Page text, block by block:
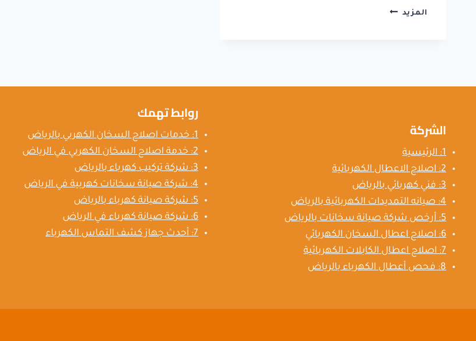
المزيد شركة
الشركة
1: الرئيسية
2: اصلاح الاعطال الكهربائية
3: فني كهربائي بالرياض
4: صيانه التمديدات الكهربائية بالرياض
5: أرخص شركة صيانة سخانات بالرياض
6: اصلاح اعطال السخان الكهربائي
7: اصلاح اعطال الكابلات الكهربائية
8: فحص أعطال الكهرباء بالرياض
روابط تهمك
1: خدمات اصلاح السخان الكهربي بالرياض
2: خدمة اصلاح السخان الكهربي في الرياض
3: شركة تركيب كهرباء بالرياض
4: شركة صيانة سخانات كهربية في الرياض
5: شركة صيانة كهرباء بالرياض
6: شركة صيانة كهرباء في الرياض
7: أحدث جهاز كشف التماس الكهرباء